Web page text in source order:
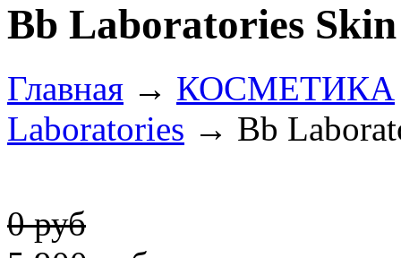
Bb Laboratories
Главная → КОСМЕТИКА
Laboratories → Bb
0 руб